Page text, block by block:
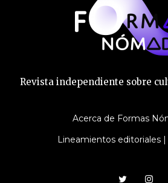
Revista independiente sobre
Acerca de Formas
Lineamientos editoriales |